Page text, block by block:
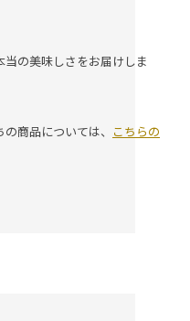
の美味しさをお届けしま
商品については、 こちらの